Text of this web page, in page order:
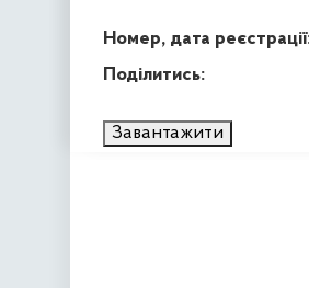
Номер, дата
Поділитись:
Завантажити